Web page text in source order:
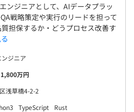
ンジニアとして、AIデータプラッ
戦略策定や実行のリードを担って
担保するか・どうプロセス改善す
ジニア
万円
浅草橋4-2-2
TypeScript
Rust